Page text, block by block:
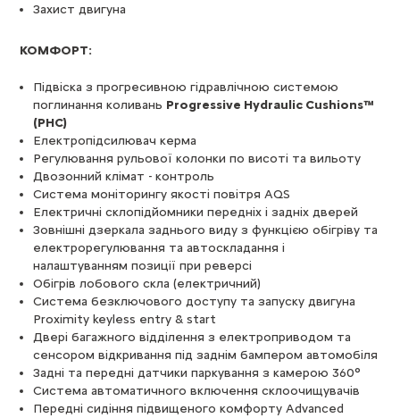
Захист двигуна
КОМФОРТ:
Підвіска з прогресивною гідравлічною системою
поглинання коливань Progressive Hydraulic Cushions™
(PHC)
Електропідсилювач керма
Регулювання рульової колонки по висоті та вильоту
Двозонний клімат - контроль
Система моніторингу якості повітря AQS
Електричні склопідйомники передніх і задніх дверей
Зовнішні дзеркала заднього виду з функцією обігріву та
електрорегулювання та автоскладання і
налаштуванням позиції при реверсі
Обігрів лобового скла (електричний)
Система безключового доступу та запуску двигуна
Proximity keyless entry & start
Двері багажного відділення з електроприводом та
сенсором відкривання під заднім бампером автомобіля
Задні та передні датчики паркування з камерою 360°
Система автоматичного включення склоочищувачів
Передні сидіння підвищеного комфорту Advanced